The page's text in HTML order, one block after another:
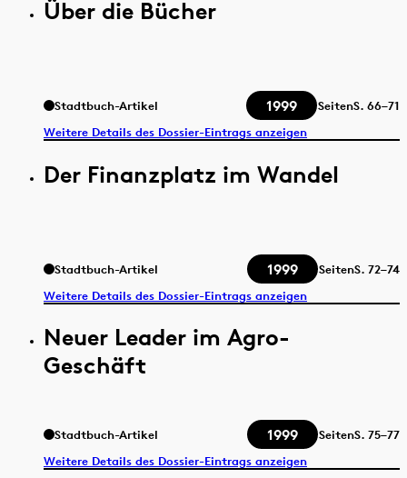
Über die Bücher
Stadtbuch-Artikel 1999 SeitenS. 66–71
Weitere Details des Dossier-Eintrags anzeigen
Der Finanzplatz im Wandel
Stadtbuch-Artikel 1999 SeitenS. 72–74
Weitere Details des Dossier-Eintrags anzeigen
Neuer Leader im Agro-
Geschäft
Stadtbuch-Artikel 1999 SeitenS. 75–77
Weitere Details des Dossier-Eintrags anzeigen